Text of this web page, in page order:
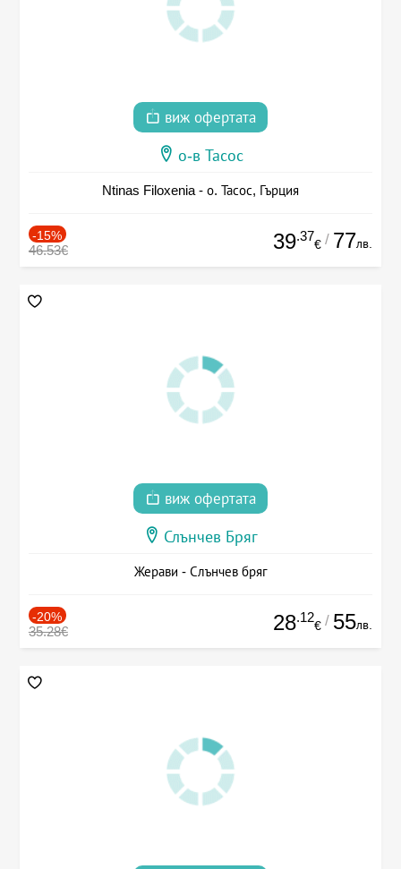
виж офертата
о-в Тасос
Ntinas Filoxenia - о. Тасос, Гърция
-15%
46.53€ 39.37
€ / 77лв.
виж офертата
Слънчев Бряг
Жерави - Слънчев бряг
-20%
35.28€ 28.12
€ / 55лв.